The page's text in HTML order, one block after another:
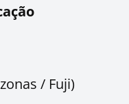
/ Fuji)